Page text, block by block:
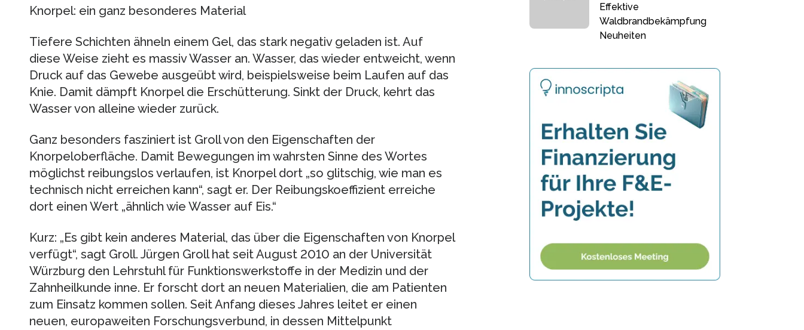
Knorpel: ein ganz besonderes Material
Tiefere Schichten ähneln einem Gel, das stark negativ geladen ist. Auf
diese Weise zieht es massiv Wasser an. Wasser, das wieder entweicht, wenn
Druck auf das Gewebe ausgeübt wird, beispielsweise beim Laufen auf das
Knie. Damit dämpft Knorpel die Erschütterung. Sinkt der Druck, kehrt das
Wasser von alleine wieder zurück.
Ganz besonders fasziniert ist Groll von den Eigenschaften der
Knorpeloberfläche. Damit Bewegungen im wahrsten Sinne des Wortes
möglichst reibungslos verlaufen, ist Knorpel dort „so glitschig, wie man es
technisch nicht erreichen kann“, sagt er. Der Reibungskoeffizient erreiche
dort einen Wert „ähnlich wie Wasser auf Eis.“
Kurz: „Es gibt kein anderes Material, das über die Eigenschaften von Knorpel
verfügt“, sagt Groll. Jürgen Groll hat seit August 2010 an der Universität
Würzburg den Lehrstuhl für Funktionswerkstoffe in der Medizin und der
Zahnheilkunde inne. Er forscht dort an neuen Materialien, die am Patienten
zum Einsatz kommen sollen. Seit Anfang dieses Jahres leitet er einen
neuen, europaweiten Forschungsverbund, in dessen Mittelpunkt
Effektive
Waldbrandbekämpfung
Neuheiten